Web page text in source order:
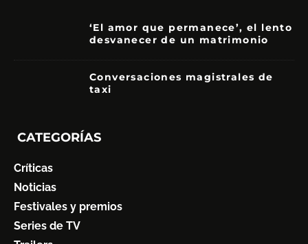
‘El amor que permanece’, el lento
desvanecer de un matrimonio
Conversaciones magistrales de
taxi
CATEGORÍAS
Críticas
Noticias
Festivales y premios
Series de TV